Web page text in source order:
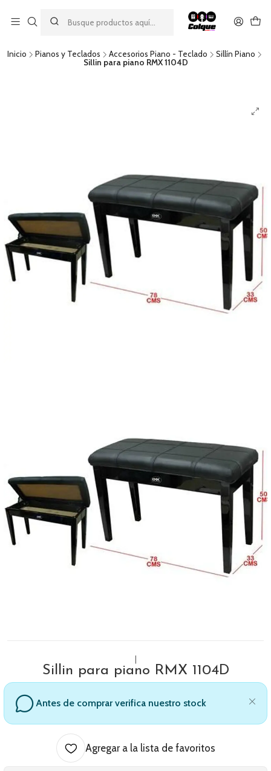
descuento por pago con transferencia bancaria
por una compra mínima de $49.990. Este descuento no es
acumulable a otras promociones ni aplicable a gastos de envío.
Inicio Pianos y Teclados Accesorios Piano - Teclado
Sillín Piano
Sillin para piano RMX 1104D
Sillin para piano RMX 1104D
Antes de comprar verifica nuestro stock
Agregar a la lista de favoritos